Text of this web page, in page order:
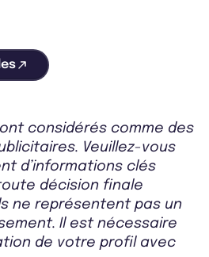
considérés comme des
Veuillez-vous
d’informations clés
décision finale
ne représentent pas un
Il est nécessaire
de votre profil avec